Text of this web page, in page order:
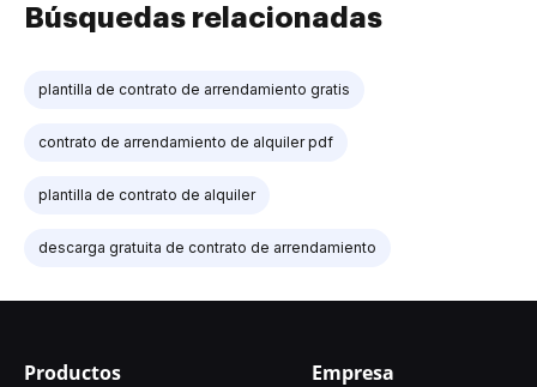
Búsquedas relacionadas
plantilla de contrato de arrendamiento gratis
contrato de arrendamiento de alquiler pdf
plantilla de contrato de alquiler
descarga gratuita de contrato de arrendamiento
Productos Empresa